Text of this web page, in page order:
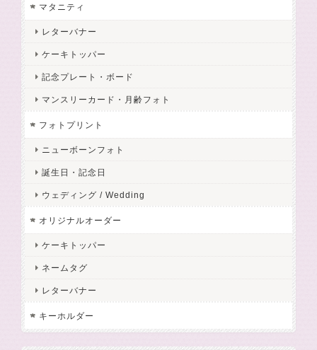
マタニティ
レターバナー
ケーキトッパー
記念プレート・ボード
マンスリーカード・月齢フォト
フォトプリント
ニューボーンフォト
誕生日・記念日
ウェディング / Wedding
オリジナルオーダー
ケーキトッパー
ネームタグ
レターバナー
キーホルダー